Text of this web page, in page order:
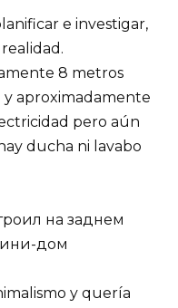
e investigar,
8 metros
y aproximadamente
pero aún
ducha ni lavabo
y quería